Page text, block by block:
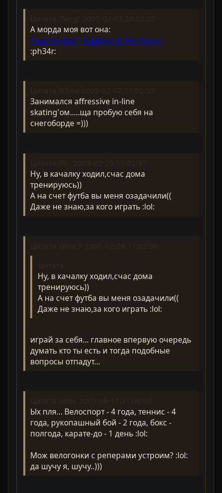
А морда моя вот она:
Face Kantrol - Traditional Skinheads
:ph34r:
Занимался affressive in-line
skating'ом.....ща пробую себя на
снегоборде =)))
Ну, в качалку ходил,счас дома
тренируюсь))
А на счет футба вы меня озадачили((
Даже не знаю,за кого играть :lol:
Ну, в качалку ходил,счас дома
тренируюсь))
А на счет футба вы меня озадачили((
Даже не знаю,за кого играть :lol:
играй за себя... главное впервую очередь
думать кто ты есть и тогда подобные
вопросы отпадут...
Ых пля... Велоспорт - 4 года, теннис - 4
года, рукопашный бой - 2 года, бокс -
полгода, карате-до - 1 день :lol:
Мож велогонки с реперами устроим? :lol:
да шучу я, шучу..)))